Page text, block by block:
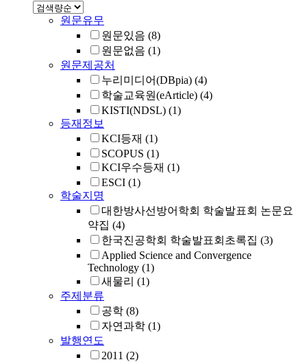
원문유무
원문있음 (8)
원문없음 (1)
원문제공처
누리미디어(DBpia) (4)
학술교육원(eArticle) (4)
KISTI(NDSL) (1)
등재정보
KCI등재 (1)
SCOPUS (1)
KCI우수등재 (1)
ESCI (1)
학술지명
대한방사선방어학회 학술발표회 논문요
약집 (4)
한국진공학회 학술발표회초록집 (3)
Applied Science and Convergence
Technology (1)
새물리 (1)
주제분류
공학 (8)
자연과학 (1)
발행연도
2011 (2)